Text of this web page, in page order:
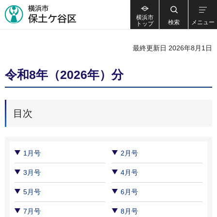
横浜市
トップ
検索 メニュー
最終更新日 2026年8月1日
令和8年（2026年）分
目次
1月号 2月号
3月号 4月号
5月号 6月号
7月号 8月号